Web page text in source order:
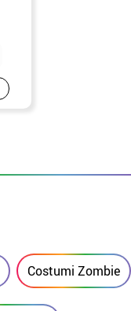
Costumi Zombie